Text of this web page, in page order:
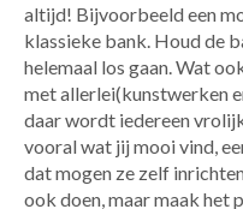
altijd! Bijvoorbeeld een
klassieke bank. Houd de
helemaal los gaan. Wat
met allerlei(kunstwerken
daar wordt iedereen
vooral wat jij mooi vind,
dat mogen ze zelf
ook doen, maar maak